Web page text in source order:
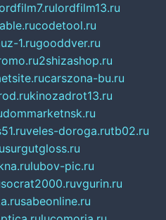
lordfilm13.ru
codetool.ru
1.rugooddver.ru
2shizashop.ru
carszona-bu.ru
kinozadrot13.ru
dommarketnsk.ru
veles-doroga.rutb02.ru
surgutgloss.ru
lubov-pic.ru
socrat2000.ruvgurin.ru
sabeonline.ru